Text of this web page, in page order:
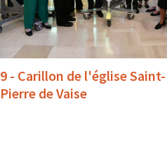
9 - Carillon de l'église Saint-
Pierre de Vaise